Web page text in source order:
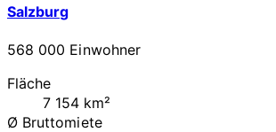
Salzburg
568 000 Einwohner
Fläche
7 154 km²
Ø Bruttomiete